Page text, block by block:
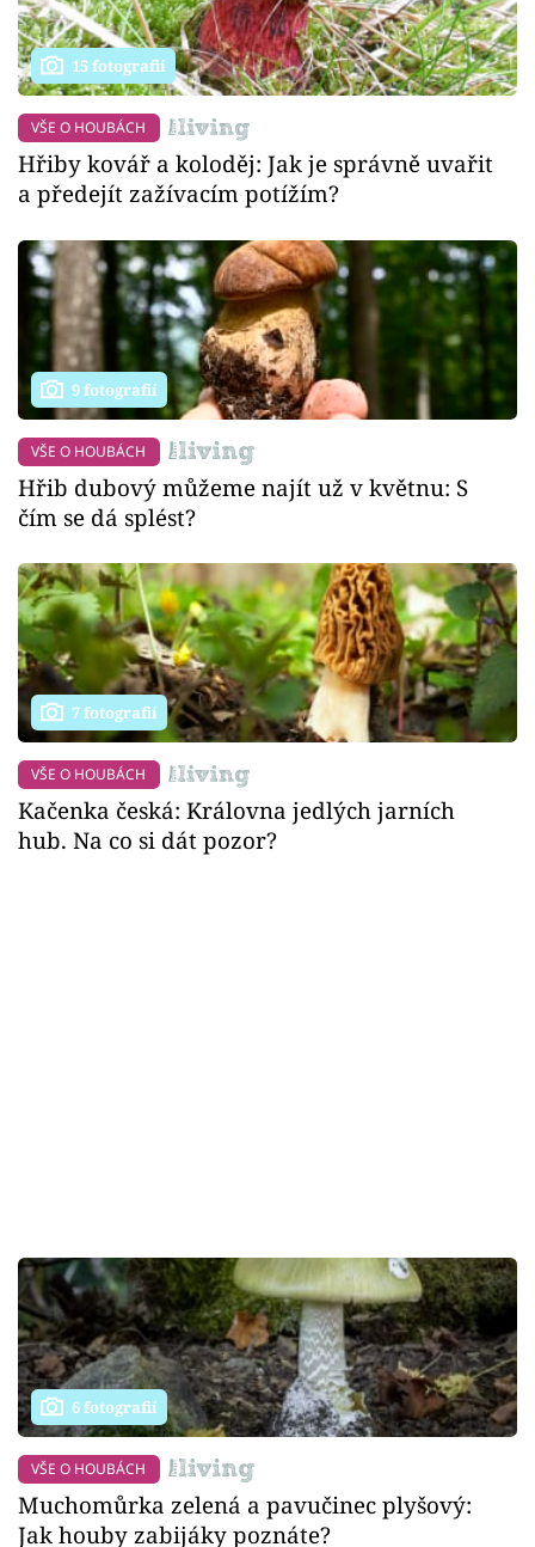
15 fotografií
VŠE O HOUBÁCH
Hřiby kovář a koloděj: Jak je správně uvařit
a předejít zažívacím potížím?
9 fotografií
VŠE O HOUBÁCH
Hřib dubový můžeme najít už v květnu: S
čím se dá splést?
7 fotografií
VŠE O HOUBÁCH
Kačenka česká: Královna jedlých jarních
hub. Na co si dát pozor?
6 fotografií
VŠE O HOUBÁCH
Muchomůrka zelená a pavučinec plyšový:
Jak houby zabijáky poznáte?